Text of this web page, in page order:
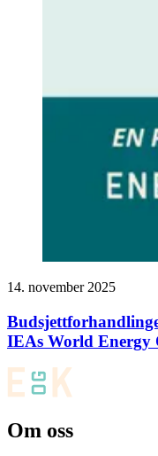
14. november 2025
IEAs World Energy
Om oss